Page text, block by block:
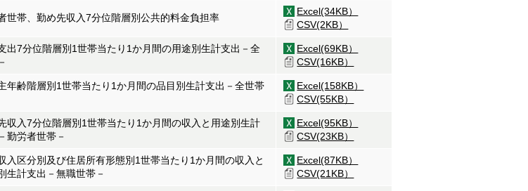
世帯、勤め先収入7分位階層別公共的料金負担率
Excel(34KB）
CSV(2KB）
出7分位階層別1世帯当たり1か月間の用途別生計支出－全
Excel(69KB）
CSV(16KB）
年齢階層別1世帯当たり1か月間の品目別生計支出－全世帯
Excel(158KB）
CSV(55KB）
収入7分位階層別1世帯当たり1か月間の収入と用途別生計
勤労者世帯－
Excel(95KB）
CSV(23KB）
入区分別及び住居所有形態別1世帯当たり1か月間の収入と
生計支出－無職世帯－
Excel(87KB）
CSV(21KB）